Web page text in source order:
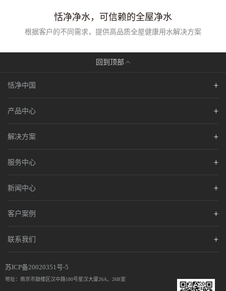
恬净净水，可信赖的全屋净水
根据客户的不同需求，提供高品质全屋健康用水解决方案
回到顶部
恬净中国
产品中心
解决方案
服务中心
新闻中心
客户案例
联系我们
苏ICP备20020351号-5
地址：南京市鼓楼区汉中路180号星汉大厦26A、26B室